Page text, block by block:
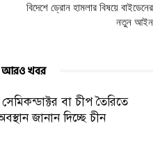
বিদেশে ড্রোন হামলার বিষয়ে বাইডেনের
নতুন আইন
আরও খবর
বা চীপ তৈরিতে
জানান দিচ্ছে চীন